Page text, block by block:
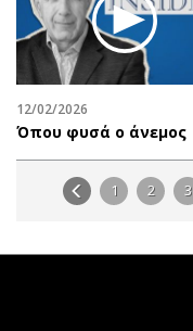
12/02/2026
Όπου φυσά ο άνεμος
1 2 3